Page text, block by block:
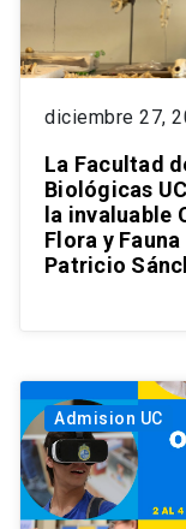
diciembre 27,
La Facultad
Biológicas
la invaluable
Flora y
Patricio
Admision UC